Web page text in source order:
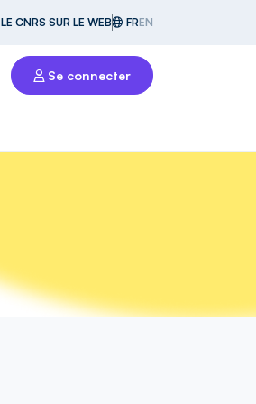
LE CNRS SUR LE WEB FREN
Se connecter